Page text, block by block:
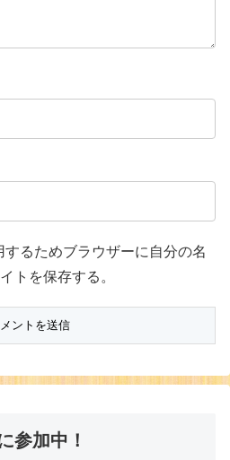
るためブラウザーに自分の名
トを保存する。
参加中！